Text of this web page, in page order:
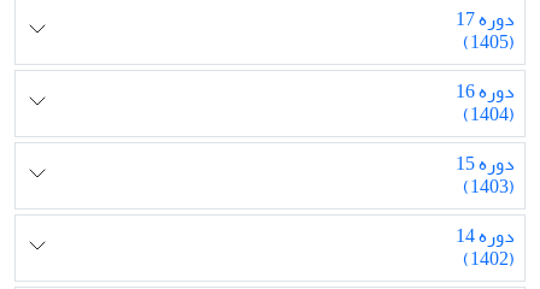
دوره 17
(1405)
دوره 16
(1404)
دوره 15
(1403)
دوره 14
(1402)